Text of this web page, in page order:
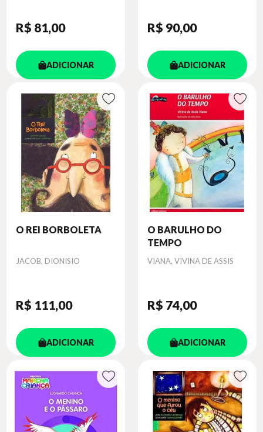
R$ 81,00
ADICIONAR
R$ 90,00
ADICIONAR
O REI BORBOLETA
Autor
JACOB, DIONISIO
R$ 111,00
ADICIONAR
O BARULHO DO
TEMPO
Autor
VIANA, VIVINA DE ASSIS
R$ 74,00
ADICIONAR